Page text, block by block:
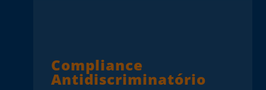
Compliance
Antidiscriminatório